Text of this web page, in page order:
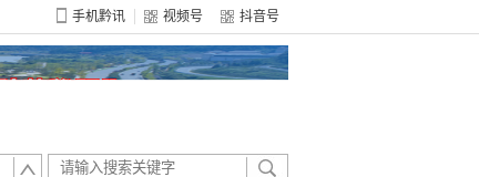
手机黔讯 视频号 抖音号